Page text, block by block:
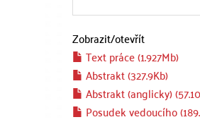
Zobrazit/otevřít
Text práce (1.927Mb)
Abstrakt (327.9Kb)
Abstrakt (anglicky)
Posudek vedoucího